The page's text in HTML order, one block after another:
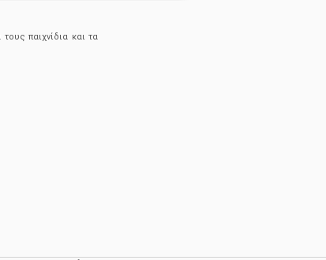
παιχνίδια και τα